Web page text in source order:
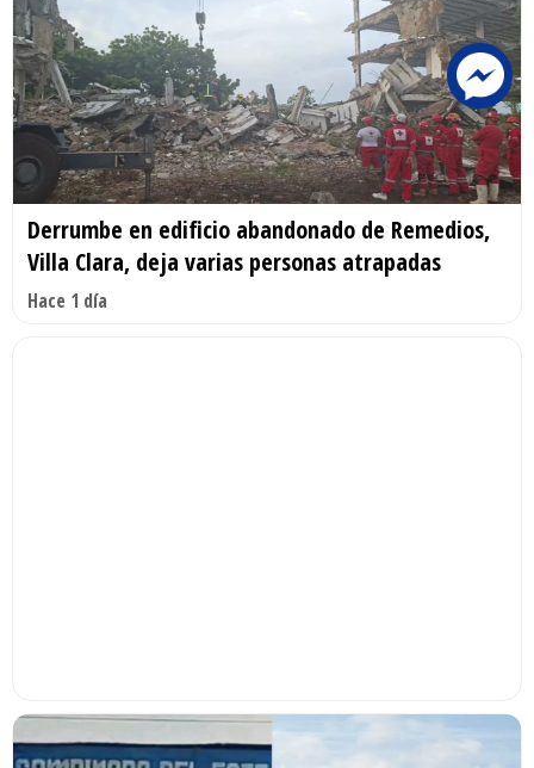
Derrumbe en edificio abandonado de Remedios,
Villa Clara, deja varias personas atrapadas
Hace 1 día